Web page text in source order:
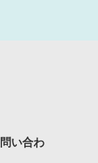
い合わ